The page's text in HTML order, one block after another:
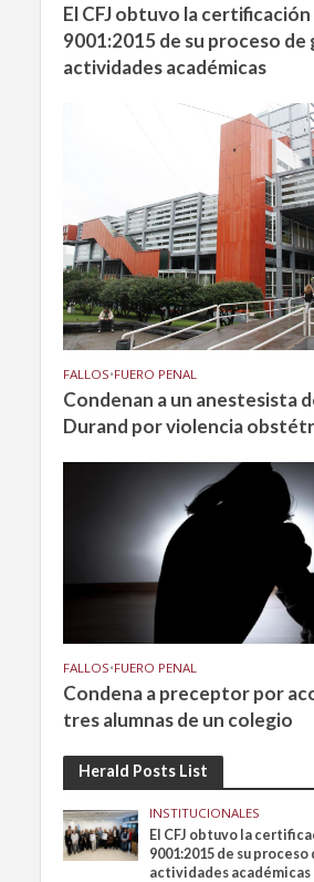
El CFJ obtuvo la
9001:2015 de su proceso de
actividades académicas
FALLOS•FUERO PENAL
Condenan a un anestesista
Durand por violencia
FALLOS•FUERO PENAL
Condena a preceptor por
tres alumnas de un colegio
Herald Posts List
INSTITUCIONALES
El CFJ obtuvo la
9001:2015 de su
actividades académicas